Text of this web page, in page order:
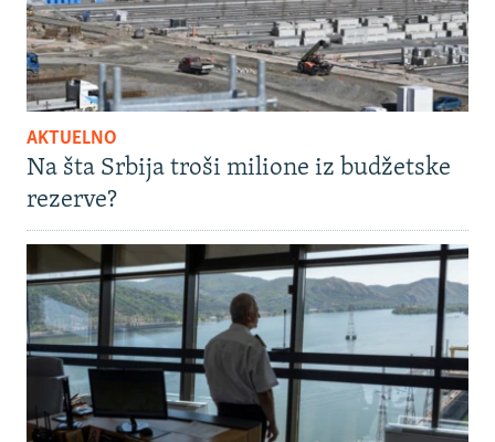
AKTUELNO
Na šta Srbija troši milione iz budžetske
rezerve?